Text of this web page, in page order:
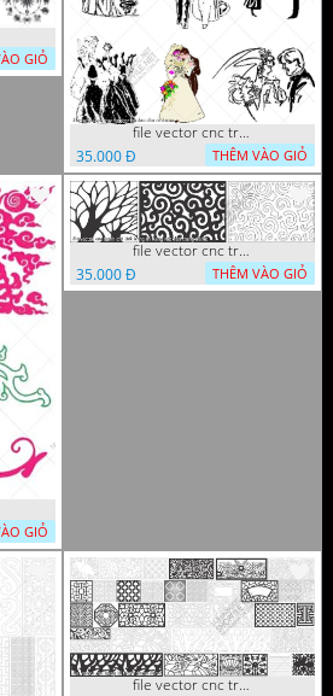
GIỎ
file vector cnc tranh decor co dau chu re
35.000 Đ
THÊM VÀO GIỎ
GIỎ
file vector cnc tranh chi tiet trang tri hang rao den trang
35.000 Đ
THÊM VÀO GIỎ
file vector cnc trang tri tranh decor